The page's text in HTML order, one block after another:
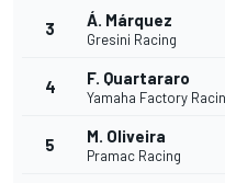
3 Á. Márquez
Gresini Racing
4 F. Quartararo
Yamaha Factory
5 M. Oliveira
Pramac Racing